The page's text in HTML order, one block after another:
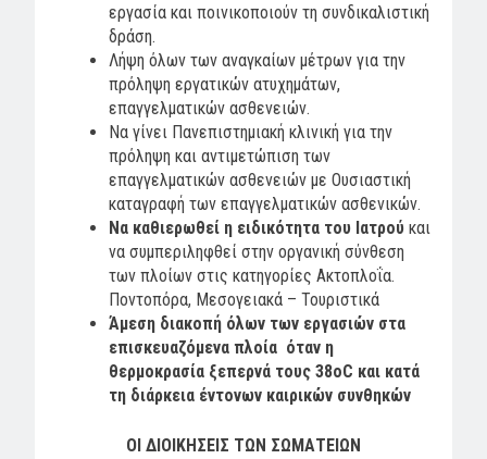
εργασία και ποινικοποιούν τη συνδικαλιστική
δράση.
Λήψη όλων των αναγκαίων μέτρων για την
πρόληψη εργατικών ατυχημάτων,
επαγγελματικών ασθενειών.
Να γίνει Πανεπιστημιακή κλινική για την
πρόληψη και αντιμετώπιση των
επαγγελματικών ασθενειών με Ουσιαστική
καταγραφή των επαγγελματικών ασθενικών.
Να καθιερωθεί η ειδικότητα του Ιατρού και
να συμπεριληφθεί στην οργανική σύνθεση
των πλοίων στις κατηγορίες Ακτοπλοΐα.
Ποντοπόρα, Μεσογειακά – Τουριστικά
Άμεση διακοπή όλων των εργασιών στα
επισκευαζόμενα πλοία όταν η
θερμοκρασία ξεπερνά τους 38oC και κατά
τη διάρκεια έντονων καιρικών συνθηκών
ΟΙ ΔΙΟΙΚΗΣΕΙΣ ΤΩΝ ΣΩΜΑΤΕΙΩΝ